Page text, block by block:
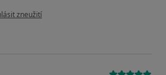
názoru uživatele Pacient
zneužití